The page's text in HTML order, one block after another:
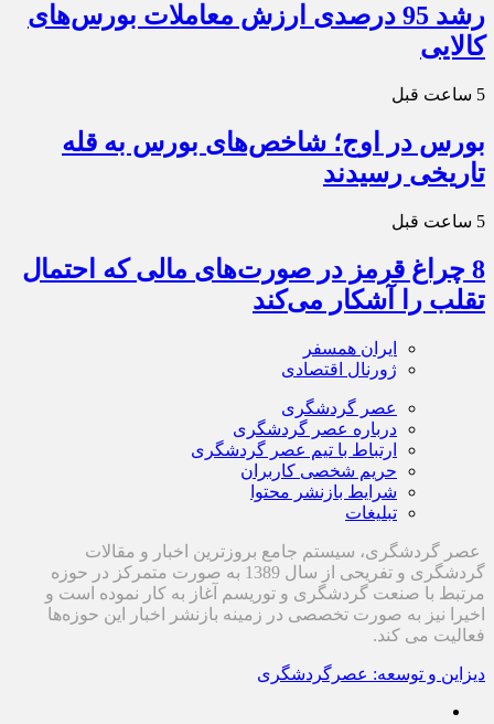
رشد 95 درصدی ارزش معاملات بورس‌های
کالایی
5 ساعت قبل
بورس در اوج؛ شاخص‌های بورس به قله
تاریخی رسیدند
5 ساعت قبل
8 چراغ قرمز در صورت‌های مالی که احتمال
تقلب را آشکار می‌کند
ایران همسفر
ژورنال اقتصادی
عصر گردشگری
درباره عصر گردشگری
ارتباط با تیم عصر گردشگری
حریم شخصی کاربران
شرایط بازنشر محتوا
تبلیغات
عصر گردشگری، سیستم جامع بروزترین اخبار و مقالات
گردشگری و تفریحی از سال 1389 به صورت متمرکز در حوزه
مرتبط با صنعت گردشگری و توریسم آغاز به کار نموده است و
اخیرا نیز به صورت تخصصی در زمینه بازنشر اخبار این حوزه‌ها
فعالیت می کند.
دیزاین و توسعه: عصرگردشگری